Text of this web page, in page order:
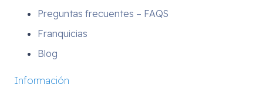
Preguntas frecuentes – FAQS
Franquicias
Blog
Información